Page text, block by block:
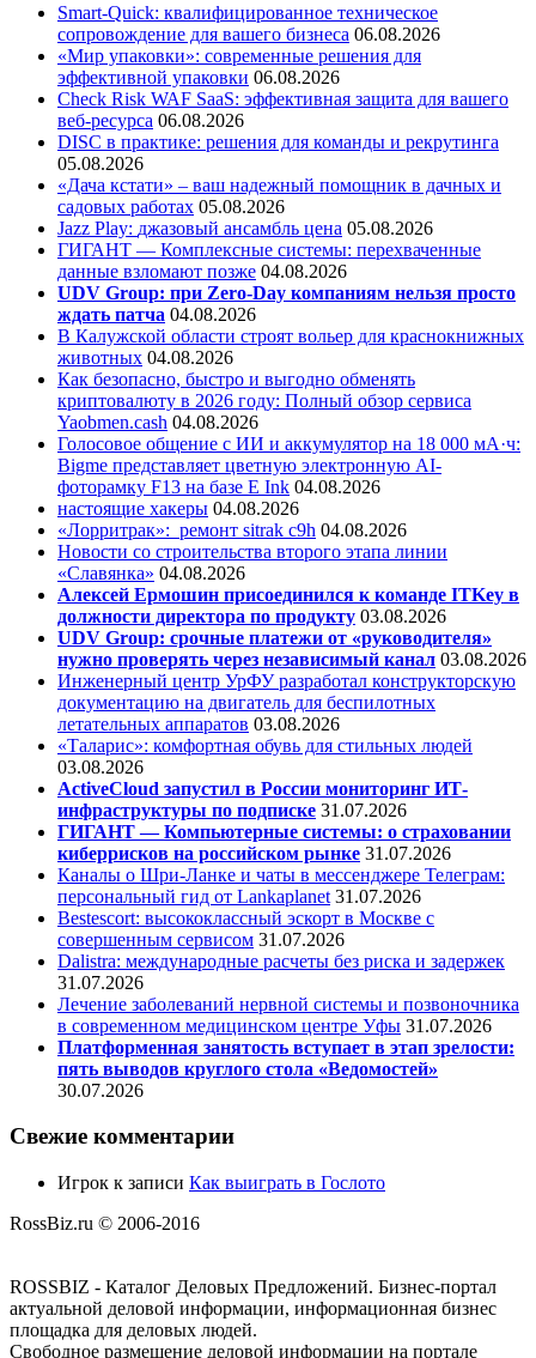
Smart-Quick: квалифицированное техническое
сопровождение для вашего бизнеса 06.08.2026
«Мир упаковки»: современные решения для
эффективной упаковки 06.08.2026
Check Risk WAF SaaS: эффективная защита для вашего
веб-ресурса 06.08.2026
DISC в практике: решения для команды и рекрутинга
05.08.2026
«Дача кстати» – ваш надежный помощник в дачных и
садовых работах 05.08.2026
Jazz Play: джазовый ансамбль цена 05.08.2026
ГИГАНТ — Комплексные системы: перехваченные
данные взломают позже 04.08.2026
UDV Group: при Zero-Day компаниям нельзя просто
ждать патча 04.08.2026
В Калужской области строят вольер для краснокнижных
животных 04.08.2026
Как безопасно, быстро и выгодно обменять
криптовалюту в 2026 году: Полный обзор сервиса
Yaobmen.cash 04.08.2026
Голосовое общение с ИИ и аккумулятор на 18 000 мА·ч:
Bigme представляет цветную электронную AI-
фоторамку F13 на базе E Ink 04.08.2026
настоящие хакеры 04.08.2026
«Лорритрак»: ремонт sitrak c9h 04.08.2026
Новости со строительства второго этапа линии
«Славянка» 04.08.2026
Алексей Ермошин присоединился к команде ITKey в
должности директора по продукту 03.08.2026
UDV Group: срочные платежи от «руководителя»
нужно проверять через независимый канал 03.08.2026
Инженерный центр УрФУ разработал конструкторскую
документацию на двигатель для беспилотных
летательных аппаратов 03.08.2026
«Таларис»: комфортная обувь для стильных людей
03.08.2026
ActiveCloud запустил в России мониторинг ИТ-
инфраструктуры по подписке 31.07.2026
ГИГАНТ — Компьютерные системы: о страховании
киберрисков на российском рынке 31.07.2026
Каналы о Шри-Ланке и чаты в мессенджере Телеграм:
персональный гид от Lankaplanet 31.07.2026
Bestescort: высококлассный эскорт в Москве с
совершенным сервисом 31.07.2026
Dalistra: международные расчеты без риска и задержек
31.07.2026
Лечение заболеваний нервной системы и позвоночника
в современном медицинском центре Уфы 31.07.2026
Платформенная занятость вступает в этап зрелости:
пять выводов круглого стола «Ведомостей»
30.07.2026
Свежие комментарии
Игрок к записи Как выиграть в Гослото
RossBiz.ru © 2006-2016
ROSSBIZ - Каталог Деловых Предложений. Бизнес-портал
актуальной деловой информации, информационная бизнес
площадка для деловых людей.
Свободное размещение деловой информации на портале